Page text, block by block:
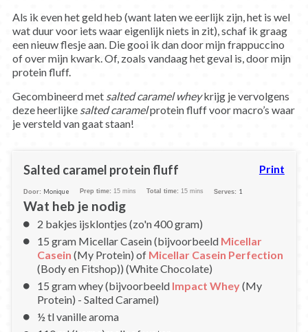
Als ik even het geld heb (want laten we eerlijk zijn, het is wel
wat duur voor iets waar eigenlijk niets in zit), schaf ik graag
een nieuw flesje aan. Die gooi ik dan door mijn frappuccino
of over mijn kwark. Of, zoals vandaag het geval is, door mijn
protein fluff.
Gecombineerd met salted caramel wheykrijg je vervolgens
deze heerlijke salted caramelprotein fluff voor macro’s waar
je versteld van gaat staan!
Salted caramel protein fluff Print
Door: Monique Prep time: 15 mins Total time: 15 mins Serves: 1
Wat heb je nodig
2 bakjes ijsklontjes (zo'n 400 gram)
15 gram Micellar Casein (bijvoorbeeld Micellar
Casein (My Protein) of Micellar Casein Perfection
(Body en Fitshop)) (White Chocolate)
15 gram whey (bijvoorbeeld Impact Whey(My
Protein) - Salted Caramel)
½ tl vanille aroma